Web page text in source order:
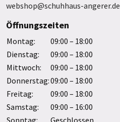
webshop@schuhhaus-angerer.de
Öffnungszeiten
Montag:
09:00 – 18:00
Dienstag:
09:00 – 18:00
Mittwoch:
09:00 – 18:00
Donnerstag:09:00 – 18:00
Freitag:
09:00 – 18:00
Samstag:
09:00 – 16:00